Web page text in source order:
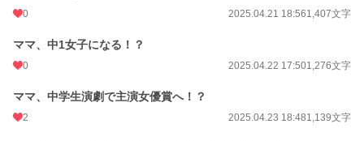
0 2025.04.21 18:561,407文字
ママ、中1女子になる！？
0 2025.04.22 17:501,276文字
ママ、中学生演劇で主演女優賞へ！？
2 2025.04.23 18:481,139文字